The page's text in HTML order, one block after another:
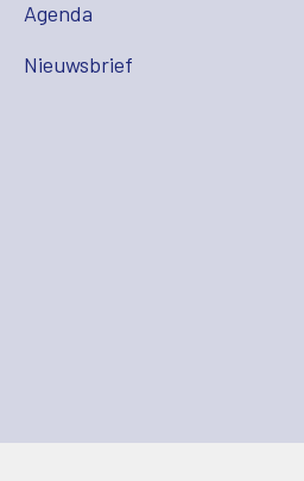
Agenda
Nieuwsbrief